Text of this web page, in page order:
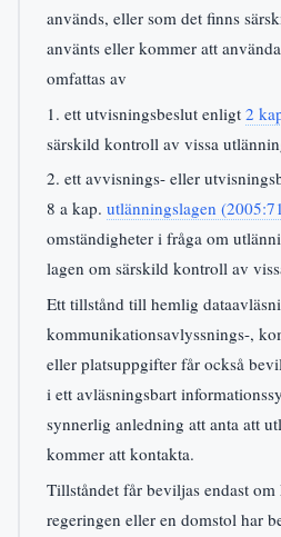
används, eller som det finns
använts eller kommer att
omfattas av
1. ett utvisningsbeslut enligt 2
särskild kontroll av vissa
2. ett avvisnings- eller
8 a kap. utlänningslagen
omständigheter i fråga om
lagen om särskild kontroll av
Ett tillstånd till hemlig
kommunikationsavlyssnings-,
eller platsuppgifter får också
i ett avläsningsbart
synnerlig anledning att anta att
kommer att kontakta.
Tillståndet får beviljas endast
regeringen eller en domstol har